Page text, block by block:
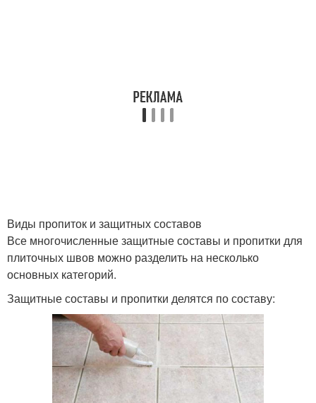
Виды пропиток и защитных составов
Все многочисленные защитные составы и пропитки для
плиточных швов можно разделить на несколько
основных категорий.
Защитные составы и пропитки делятся по составу: